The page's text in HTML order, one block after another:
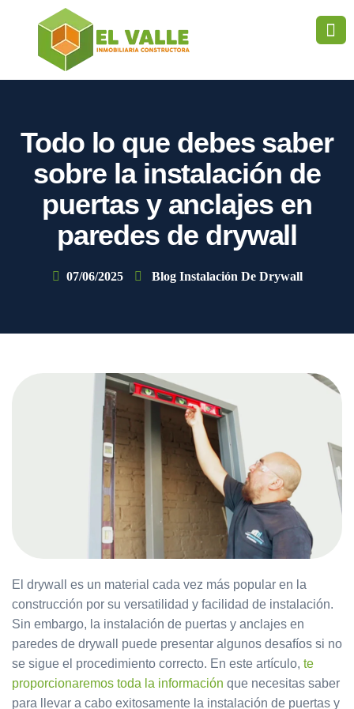
Todo lo que debes saber
sobre la instalación de
puertas y anclajes en
paredes de drywall
07/06/2025 Blog Instalación De Drywall
El drywall es un material cada vez más popular en la
construcción por su versatilidad y facilidad de instalación.
Sin embargo, la instalación de puertas y anclajes en
paredes de drywall puede presentar algunos desafíos si no
se sigue el procedimiento correcto. En este artículo, te
proporcionaremos toda la información que necesitas saber
para llevar a cabo exitosamente la instalación de puertas y